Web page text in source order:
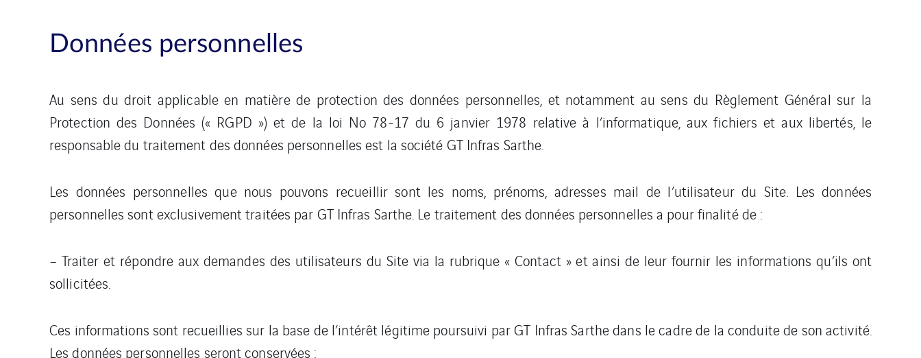
Données personnelles
Au sens du droit applicable en matière de protection des données personnelles, et notamment au sens du Règlement Général sur la
Protection des Données (« RGPD ») et de la loi No 78-17 du 6 janvier 1978 relative à l’informatique, aux fichiers et aux libertés, le
responsable du traitement des données personnelles est la société GT Infras Sarthe.
Les données personnelles que nous pouvons recueillir sont les noms, prénoms, adresses mail de l’utilisateur du Site. Les données
personnelles sont exclusivement traitées par GT Infras Sarthe. Le traitement des données personnelles a pour finalité de :
– Traiter et répondre aux demandes des utilisateurs du Site via la rubrique « Contact » et ainsi de leur fournir les informations qu’ils ont
sollicitées.
Ces informations sont recueillies sur la base de l’intérêt légitime poursuivi par GT Infras Sarthe dans le cadre de la conduite de son activité.
Les données personnelles seront conservées :